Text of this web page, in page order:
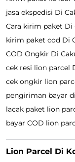
jasa ekspedisi Di
Cara kirim paket Di
kirim paket cod Di
COD Ongkir Di
cek resi lion parcel
cek ongkir lion
pengiriman bayar
lacak paket lion
bayar COD lion
Lion Parcel Di